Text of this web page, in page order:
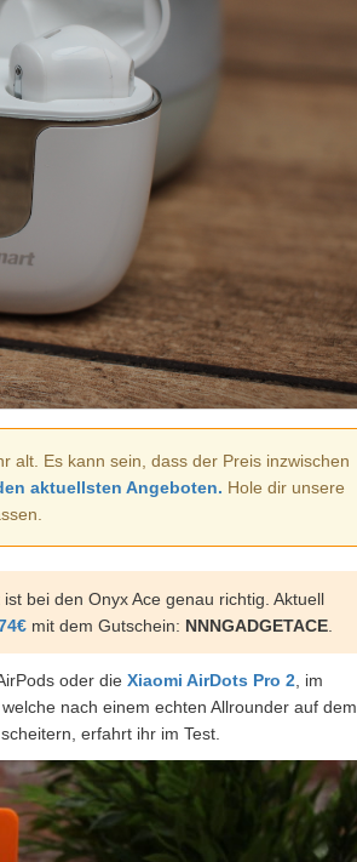
alt. Es kann sein, dass der Preis inzwischen
aktuellsten Angeboten. Hole dir unsere
bei den Onyx Ace genau richtig. Aktuell
mit dem Gutschein: NNNGADGETACE
oder die Xiaomi AirDots Pro 2 , im
nach einem echten Allrounder auf dem
erfahrt ihr im Test.